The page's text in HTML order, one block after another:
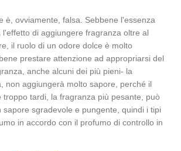
è, ovviamente, falsa. Sebbene l'essenza
di aggiungere fragranza oltre al
il ruolo di un odore dolce è molto
prestare attenzione ad appropriarsi del
anche alcuni dei più pieni- la
non aggiungerà molto sapore, perché il
troppo tardi, la fragranza più pesante, può
sapore sgradevole e pungente, quindi i tipi
in accordo con il profumo di controllo in